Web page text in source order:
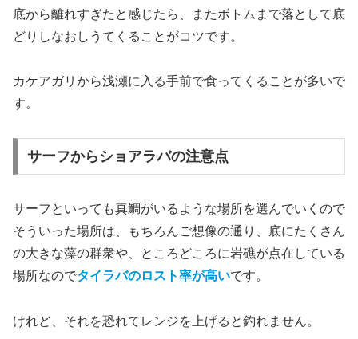
底から離れすぎたと感じたら、またボトムまで落として底
どりしなおしうてくることがコツです。
カケアガリから浅瀬に入る手前で食ってくることが多いで
す。
サーフからショアラバの注意点
サーフといっても真鯛がいるような場所を選んでいくので
そういった場所は、もちろんご想像の通り、底にたくさん
の大きな藻の群衆や、ところどころに岩礁が点在している
場所なのでタイラバのロスト率が高いです。
けれど、それを恐れてレンジを上げると釣れません。